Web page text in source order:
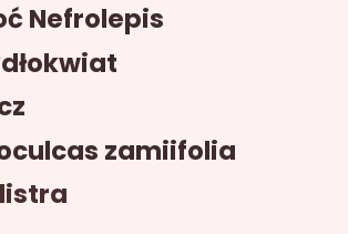
Nefrolepis
zamiifolia